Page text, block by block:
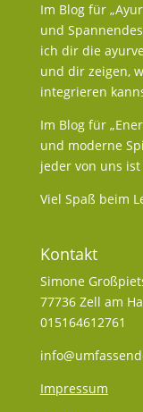
Im Blog für
und
ich dir die
und dir zeigen,
integrieren
Im Blog für
und moderne
jeder von uns
Viel Spaß beim
Kontakt
Simone
77736 Zell am
015164612761
Impressum